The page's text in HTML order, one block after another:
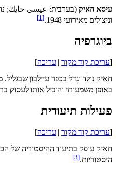
עיסא חאיק
וניצולים מאירועי 1948.
[
1
]
ביוגרפיה
[עריכת קוד מקור | עריכה]
באופן משמעותי והוביל אותו לעסוק
פעילות תיעודית
[עריכת קוד מקור | עריכה]
חאיק עוסק בתיעוד ההיסטוריה של
היסטוריות.[
3
]